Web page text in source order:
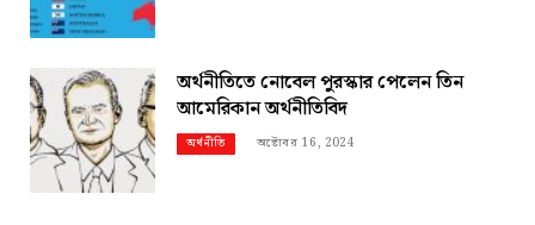
অর্থনীতিতে নোবেল পুরস্কার পেলেন তিন
আমেরিকান অর্থনীতিবিদ
অর্থনীতি অক্টোবর 16, 2024